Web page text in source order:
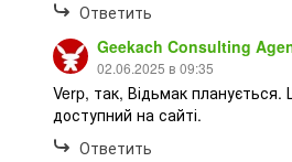
Ответить
Geekach Consulting
02.06.2025 в 09:35
Verp, так, Відьмак
доступний на сайті.
Ответить